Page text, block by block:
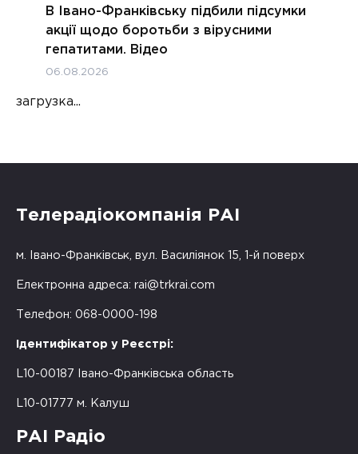
В Івано-Франківську підбили підсумки
акції щодо боротьби з вірусними
гепатитами. Відео
06.08.2026
загрузка...
Телерадіокомпанія РАІ
м. Івано-Франківськ, вул. Василіянок 15, 1-й поверх
Електронна адреса: rai@trkrai.com
Телефон: 068-0000-198
Ідентифікатор у Реєстрі:
L10-00187 Івано-Франківська область
L10-01777 м. Калуш
РАІ Радіо